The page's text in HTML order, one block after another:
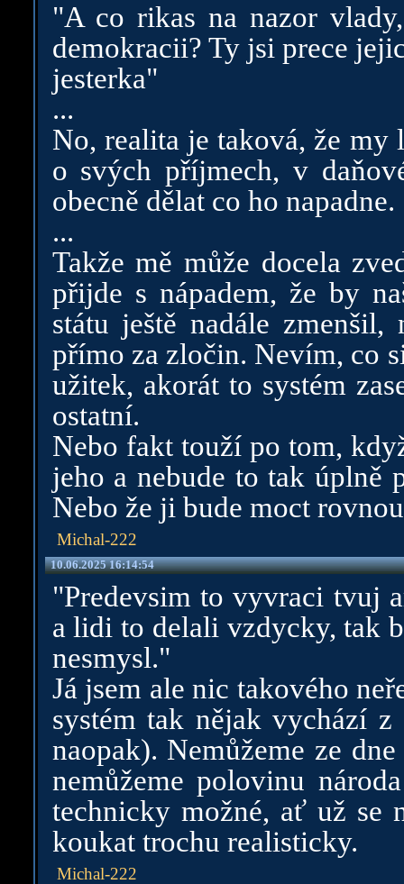
"A co rikas na nazor
demokracii? Ty jsi prece
jesterka"
...
No, realita je taková, že my
o svých příjmech, v
obecně dělat co ho napadne.
...
Takže mě může docela
přijde s nápadem, že by
státu ještě nadále
přímo za zločin. Nevím, co
užitek, akorát to systém
ostatní.
Nebo fakt touží po tom,
jeho a nebude to tak úplně
Nebo že ji bude moct
Michal-222
10.06.2025 16:14:54
"Predevsim to vyvraci tvuj
a lidi to delali vzdycky, tak
nesmysl."
Já jsem ale nic takového
systém tak nějak vychází
naopak). Nemůžeme ze
nemůžeme polovinu
technicky možné, ať už se
koukat trochu realisticky.
Michal-222